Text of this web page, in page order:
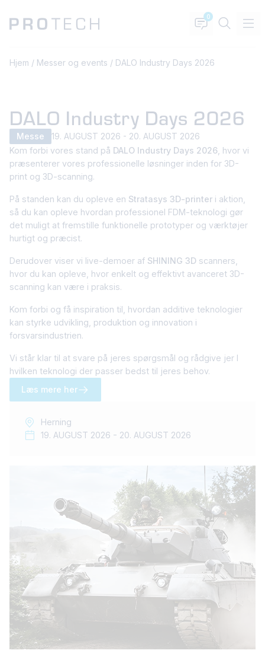
0
Hjem / Messer og events / DALO Industry Days 2026
DALO Industry Days 2026
Messe
19. AUGUST 2026 - 20. AUGUST 2026
Kom forbi vores stand på DALO Industry Days 2026 , hvor vi
præsenterer vores professionelle løsninger inden for 3D-
print og 3D-scanning.
På standen kan du opleve en Stratasys 3D-printer i aktion,
så du kan opleve hvordan professionel FDM-teknologi gør
det muligt at fremstille funktionelle prototyper og værktøjer
hurtigt og præcist.
Derudover viser vi live-demoer af SHINING 3D scanners,
hvor du kan opleve, hvor enkelt og effektivt avanceret 3D-
scanning kan være i praksis.
Kom forbi og få inspiration til, hvordan additive teknologier
kan styrke udvikling, produktion og innovation i
forsvarsindustrien.
Vi står klar til at svare på jeres spørgsmål og rådgive jer I
hvilken teknologi der passer bedst til jeres behov.
Læs mere her
Herning
19. AUGUST 2026 - 20. AUGUST 2026